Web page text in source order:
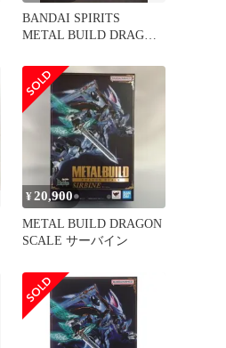
BANDAI SPIRITS
METAL BUILD DRAGON
¥20,900
METAL BUILD DRAGON
SCALE サーバイン